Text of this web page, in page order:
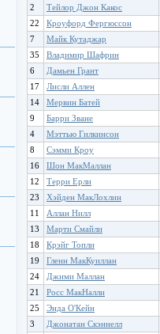
2
Тейлор Джон Какос
22
Кроуфорд Фергюссон
7
Майк Кутаджар
35
Владимир Шафрин
6
Дамьен Грант
17
Лисли Аллен
14
Мервин Батей
9
Барри Зване
4
Мэттью Гилкинсон
8
Сэмми Кроу
16
Шон МакМаллан
12
Терри Ерли
23
Хэйден МакЛохлин
11
Аллан Нилл
13
Марти Смайли
18
Крэйг Топли
19
Гленн МакКуиллан
24
Джими Маллан
21
Росс МакНалли
25
Энда О'Кейн
3
Джонатан Скэннелл